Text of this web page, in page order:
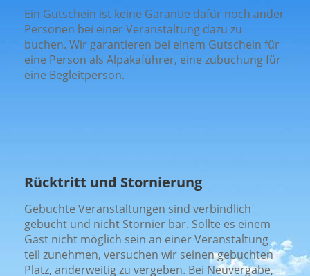
Ein Gutschein ist keine Garantie dafür noch ander
Personen bei einer Veranstaltung dazu zu
buchen. Wir garantieren bei einem Gutschein für
eine Person als Alpakaführer, eine zubuchung für
eine Begleitperson.
Rücktritt und Stornierung
Gebuchte Veranstaltungen sind verbindlich
gebucht und nicht Stornier bar. Sollte es einem
Gast nicht möglich sein an einer Veranstaltung
teil zunehmen, versuchen wir seinen gebuchten
Platz, anderweitig zu vergeben. Bei Neuvergabe,